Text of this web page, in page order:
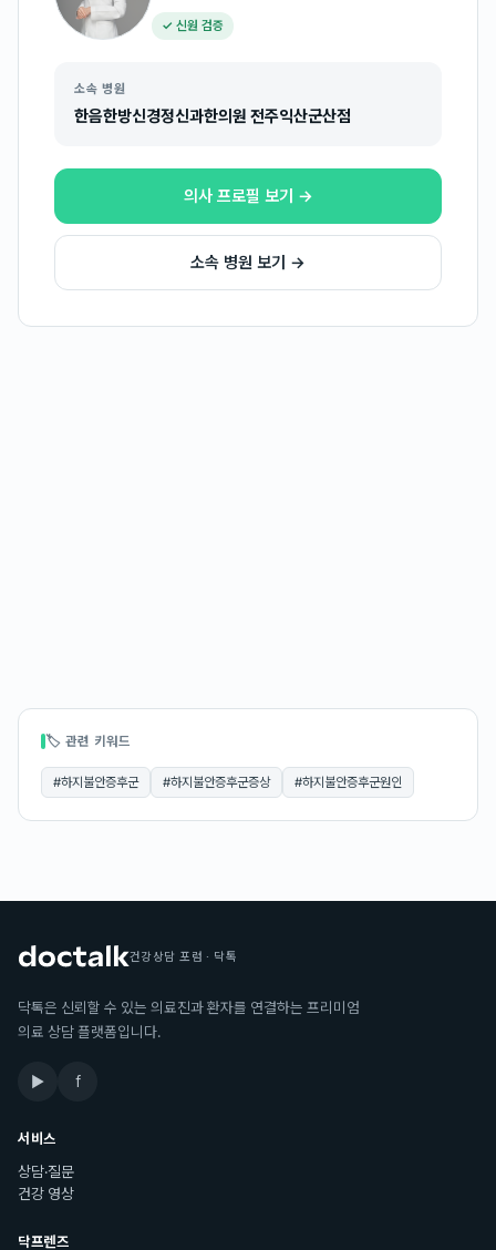
✓ 신원 검증
소속 병원
한음한방신경정신과한의원 전주익산군산점
의사 프로필 보기 →
소속 병원 보기 →
🏷 관련 키워드
#하지불안증후군 #하지불안증후군증상 #하지불안증후군원인
건강상담 포럼 · 닥톡
닥톡은 신뢰할 수 있는 의료진과 환자를 연결하는 프리미엄
의료 상담 플랫폼입니다.
▶ f
서비스
상담·질문
건강 영상
닥프렌즈